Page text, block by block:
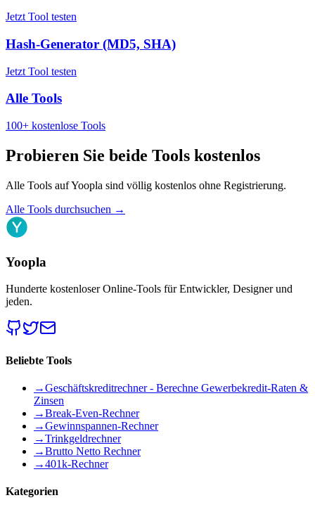
Jetzt Tool testen
Hash-Generator (MD5, SHA)
Jetzt Tool testen
Alle Tools
100+ kostenlose Tools
Probieren Sie beide Tools kostenlos
Alle Tools auf Yoopla sind völlig kostenlos ohne Registrierung.
Alle Tools durchsuchen →
Yoopla
Hunderte kostenloser Online-Tools für Entwickler, Designer und
jeden.
Beliebte Tools
→Geschäftskreditrechner - Berechne Gewerbekredit-Raten &
Zinsen
→Break-Even-Rechner
→Gewinnspannen-Rechner
→Trinkgeldrechner
→Brutto Netto Rechner
→401k-Rechner
Kategorien